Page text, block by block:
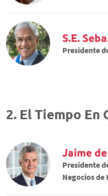
S.E.
Presidente
2. El Tiempo En
Jaime
Presidente
Negocios de